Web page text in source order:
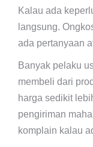
Kalau ada
langsung.
ada pertanyaan
Banyak pelaku
membeli dari
harga sedikit
pengiriman
komplain kalau